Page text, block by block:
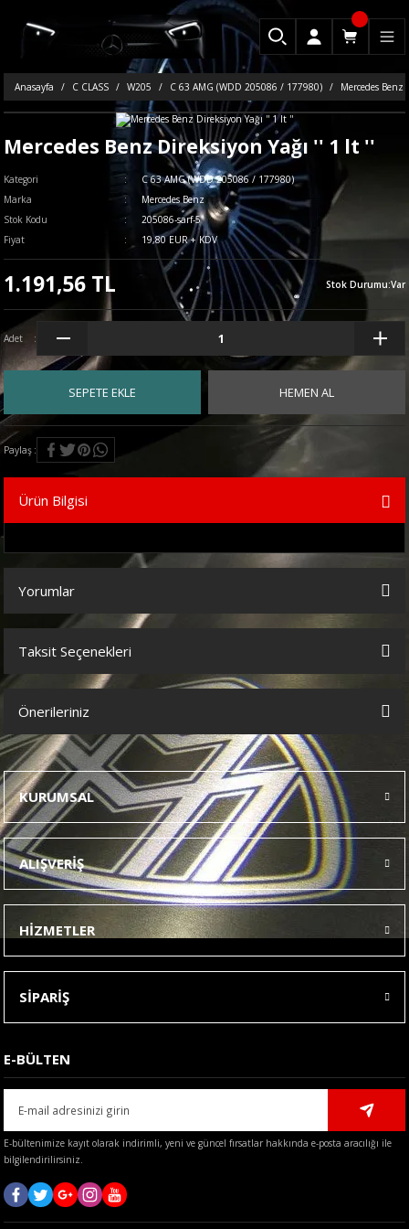
Anasayfa C CLASS W205 C 63 AMG (WDD 205086 / 177980) Mercedes
Mercedes Benz Direksiyon Yağı '' 1 lt ''
Kategori
C 63 AMG (WDD 205086 / 177980)
Marka
Mercedes Benz
Stok Kodu
205086-sarf-5
Fiyat
19,80 EUR + KDV
1.191,56 TL Stok Durumu:Var
Adet
SEPETE EKLE HEMEN AL
Paylaş
Ürün Bilgisi
Yorumlar
Bu ürüne ilk yorumu siz yapın!
Taksit Seçenekleri
Önerileriniz
Bu ürünün fiyat bilgisi, resim, ürün açıklamalarında ve diğer
konularda yetersiz gördüğünüz noktaları öneri formunu kullanarak
tarafımıza iletebilirsiniz.
Görüş ve önerileriniz için teşekkür ederiz.
Ürün resmi kalitesiz, bozuk veya görüntülenemiyor.
Ürün açıklamasında eksik bilgiler bulunuyor.
Ürün bilgilerinde hatalar bulunuyor.
Ürün fiyatı diğer sitelerden daha pahalı.
Bu ürüne benzer farklı alternatifler olmalı.
Gönder
KURUMSAL
ALIŞVERİŞ
HİZMETLER
SİPARİŞ
E-BÜLTEN
E-bültenimize kayıt olarak indirimli, yeni ve güncel fırsatlar hakkında e-posta aracılığı ile
bilgilendirilirsiniz.